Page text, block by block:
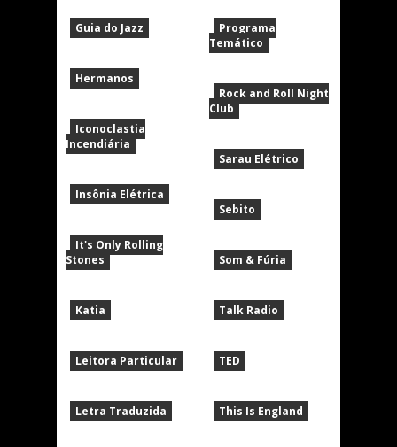
Guia do Jazz
Hermanos
Iconoclastia
Incendiária
Insônia Elétrica
It's Only Rolling
Stones
Katia
Leitora Particular
Letra Traduzida
Programa
Temático
Rock and Roll Night
Club
Sarau Elétrico
Sebito
Som & Fúria
Talk Radio
TED
This Is England